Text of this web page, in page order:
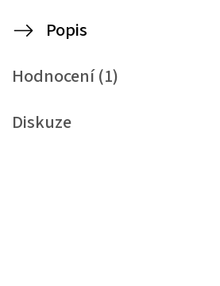
Popis
Hodnocení (1)
Diskuze